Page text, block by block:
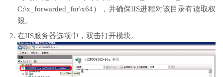
C:\x_forwarded_for\x64），并确保IIS进程对该目录有读取权
限。
在IIS服务器选项中，双击打开模块。